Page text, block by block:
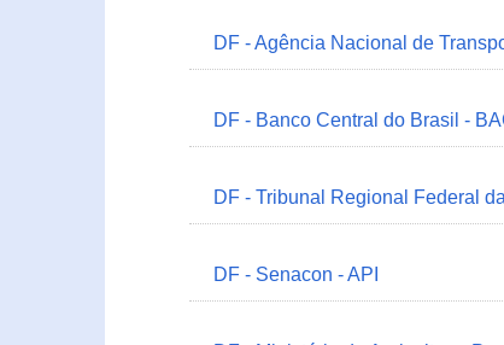
DF - Agência Nacional de
DF - Banco Central do Brasil -
DF - Tribunal Regional Federal
DF - Senacon - API